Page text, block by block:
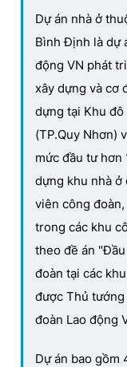
Dự án nhà ở
Bình Định là dự
động VN phát
xây dựng và cơ
dựng tại Khu đô
(TP.Quy Nhơn)
mức đầu tư hơn
dựng khu nhà ở
viên công
trong các khu
theo đề án
đoàn tại các
được Thủ
đoàn Lao động
Dự án bao gồm